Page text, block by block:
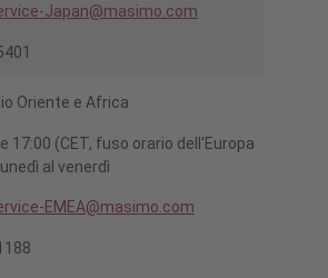
Japan@masimo.com
Oriente e Africa
17:00 (CET, fuso orario dell'Europa
al venerdì
EMEA@masimo.com